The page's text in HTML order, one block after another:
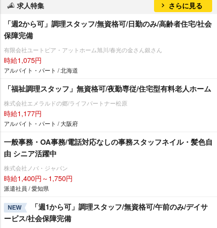
求人特集 さらに見る
「週2から可」調理スタッフ/無資格可/日勤のみ/高齢者住宅/社会
保障完備
有限会社ユートピア・アットホーム旭川/春光の金さん銀さん
時給1,075円
アルバイト・パート / 北海道
「福祉調理スタッフ」無資格可/夜勤専従/住宅型有料老人ホーム
株式会社エメラルドの郷/ライフパートナー松原
時給1,177円
アルバイト・パート / 大阪府
一般事務・OA事務/電話対応なしの事務スタッフネイル・髪色自
由 シニア活躍中
株式会社ノバ・ジャパン
時給1,400円～1,750円
派遣社員 / 愛知県
NEW
「週1から可」調理スタッフ/無資格可/午前のみ/デイサ
ービス/社会保障完備